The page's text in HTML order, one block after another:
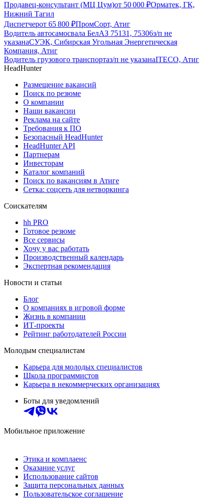
Продавец-консультант (МЦ Цум)от 50 000 ₽Орматек, ГК,
Нижний Тагил
Диспетчерот 65 800 ₽ПромCорт, Атиг
Водитель автосамосвала БелАЗ 75131, 75306з/п не
указанаСУЭК, Сибирская Угольная Энергетическая
Компания, Атиг
Водитель грузового транспортаз/п не указанаITECO, Атиг
HeadHunter
Размещение вакансий
Поиск по резюме
О компании
Наши вакансии
Реклама на сайте
Требования к ПО
Безопасный HeadHunter
HeadHunter API
Партнерам
Инвесторам
Каталог компаний
Поиск по вакансиям в Атиге
Сетка: соцсеть для нетворкинга
Соискателям
hh PRO
Готовое резюме
Все сервисы
Хочу у вас работать
Производственный календарь
Экспертная рекомендация
Новости и статьи
Блог
О компаниях в игровой форме
Жизнь в компании
ИТ-проекты
Рейтинг работодателей России
Молодым специалистам
Карьера для молодых специалистов
Школа программистов
Карьера в некоммерческих организациях
Боты для уведомлений
Мобильное приложение
Этика и комплаенс
Оказание услуг
Использование сайтов
Защита персональных данных
Пользовательское соглашение